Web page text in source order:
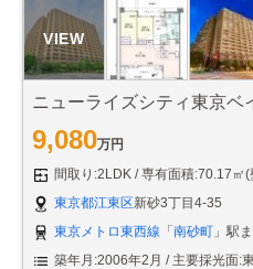
ニューライズシティ東京ベ
9,080万円
間取り:2LDK
専有面積:70.17㎡(
東京都江東区新砂3丁目4-35
東京メトロ東西線 「南砂町 」駅
築年月:2006年2月
主要採光面:東